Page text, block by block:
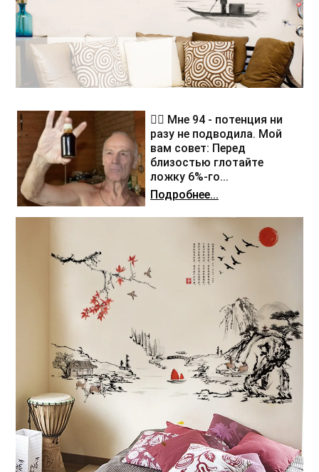
❤️‍🔥 Мне 94 - потенция ни
разу не подводила. Мой
вам совет: Перед
близостью глотайте
ложку 6%-го...
Подробнее...